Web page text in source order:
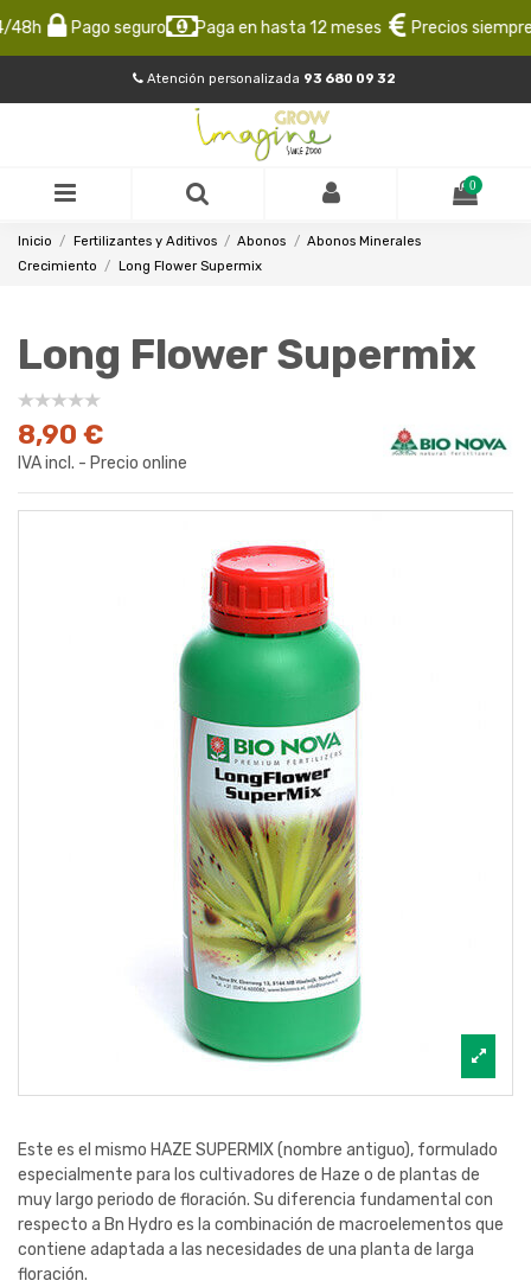
Pago seguro Paga en hasta 12 meses Precios siempre
Atención personalizada 93 680 09 32
0
Inicio Fertilizantes y Aditivos Abonos
Abonos Minerales
Crecimiento
Long Flower Supermix
Long Flower Supermix
8,90 €
IVA incl. - Precio online
Este es el mismo HAZE SUPERMIX (nombre antiguo), formulado
especialmente para los cultivadores de Haze o de plantas de
muy largo periodo de floración. Su diferencia fundamental con
respecto a Bn Hydro es la combinación de macroelementos que
contiene adaptada a las necesidades de una planta de larga
floración.